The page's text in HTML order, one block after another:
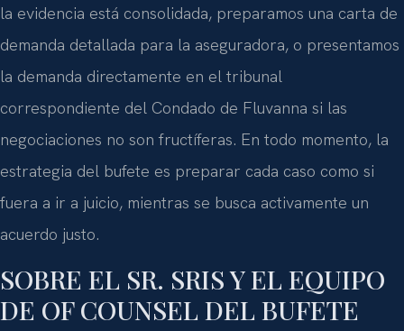
la evidencia está consolidada, preparamos una carta de
demanda detallada para la aseguradora, o presentamos
la demanda directamente en el tribunal
correspondiente del Condado de Fluvanna si las
negociaciones no son fructíferas. En todo momento, la
estrategia del bufete es preparar cada caso como si
fuera a ir a juicio, mientras se busca activamente un
acuerdo justo.
SOBRE EL SR. SRIS Y EL EQUIPO
DE OF COUNSEL DEL BUFETE